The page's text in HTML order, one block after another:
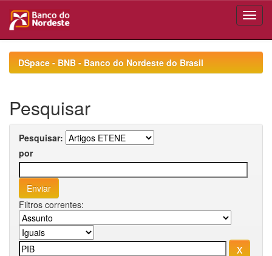
navigationDSpace - BNB - Banco do Nordeste do Brasil
Pesquisar
Pesquisar:
por
Filtros correntes: